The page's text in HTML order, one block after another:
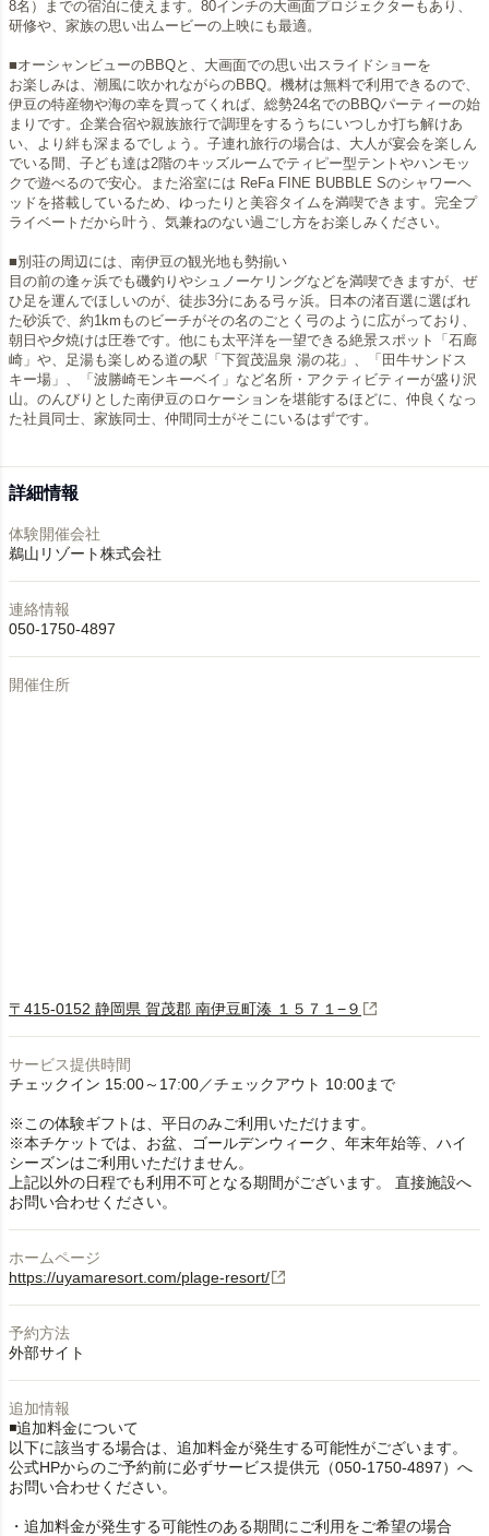
8名）までの宿泊に使えます。80インチの大画面プロジェクターもあり、
研修や、家族の思い出ムービーの上映にも最適。
■オーシャンビューのBBQと、大画面での思い出スライドショーを
お楽しみは、潮風に吹かれながらのBBQ。機材は無料で利用できるので、
伊豆の特産物や海の幸を買ってくれば、総勢24名でのBBQパーティーの始
まりです。企業合宿や親族旅行で調理をするうちにいつしか打ち解けあ
い、より絆も深まるでしょう。子連れ旅行の場合は、大人が宴会を楽しん
でいる間、子ども達は2階のキッズルームでティピー型テントやハンモッ
クで遊べるので安心。また浴室には ReFa FINE BUBBLE Sのシャワーヘ
ッドを搭載しているため、ゆったりと美容タイムを満喫できます。完全プ
ライベートだから叶う、気兼ねのない過ごし方をお楽しみください。
■別荘の周辺には、南伊豆の観光地も勢揃い
目の前の逢ヶ浜でも磯釣りやシュノーケリングなどを満喫できますが、ぜ
ひ足を運んでほしいのが、徒歩3分にある弓ヶ浜。日本の渚百選に選ばれ
た砂浜で、約1kmものビーチがその名のごとく弓のように広がっており、
朝日や夕焼けは圧巻です。他にも太平洋を一望できる絶景スポット「石廊
崎」や、足湯も楽しめる道の駅「下賀茂温泉 湯の花」、「田牛サンドス
キー場」、「波勝崎モンキーベイ」など名所・アクティビティーが盛り沢
山。のんびりとした南伊豆のロケーションを堪能するほどに、仲良くなっ
た社員同士、家族同士、仲間同士がそこにいるはずです。
詳細情報
体験開催会社
鵜山リゾート株式会社
連絡情報
050-1750-4897
開催住所
〒415-0152 静岡県 賀茂郡 南伊豆町湊 １５７１−９
サービス提供時間
チェックイン 15:00～17:00／チェックアウト 10:00まで
※この体験ギフトは、平日のみご利用いただけます。
※本チケットでは、お盆、ゴールデンウィーク、年末年始等、ハイ
シーズンはご利用いただけません。
上記以外の日程でも利用不可となる期間がございます。 直接施設へ
お問い合わせください。
ホームページ
https://uyamaresort.com/plage-resort/
予約方法
外部サイト
追加情報
◾️追加料金について
以下に該当する場合は、追加料金が発生する可能性がございます。
公式HPからのご予約前に必ずサービス提供元（050-1750-4897）へ
お問い合わせください。
・追加料金が発生する可能性のある期間にご利用をご希望の場合